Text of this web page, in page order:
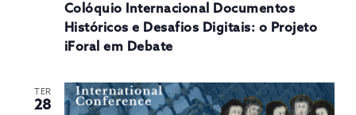
Colóquio Internacional Documentos
Históricos e Desafios Digitais: o Projeto
iForal em Debate
TER
28